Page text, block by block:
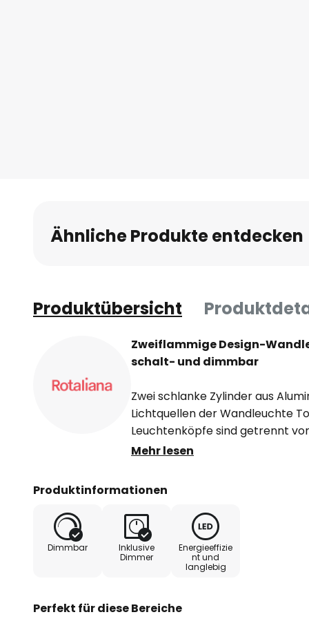
Ähnliche Produkte entdecken
Produktübersicht
Zweiflammige Design-
schalt- und dimmbar
Zwei schlanke Zylinder aus
Lichtquellen der Wandleuchte
Leuchtenköpfe sind getrennt
mittels des Schalters am
werden. Grundsätzlich sind sie
insgesamt in indirektes Licht
Entworfen hat die Leuchtenserie
Tommasi. Inspiriert hat ihn die
Leuchtenköpfe von Tobu sollen
Mehr lesen
Produktinformationen
Dimmbar
Inklusive
Dimmer
Energieeffizie
nt und
langlebig
Perfekt für diese Bereiche